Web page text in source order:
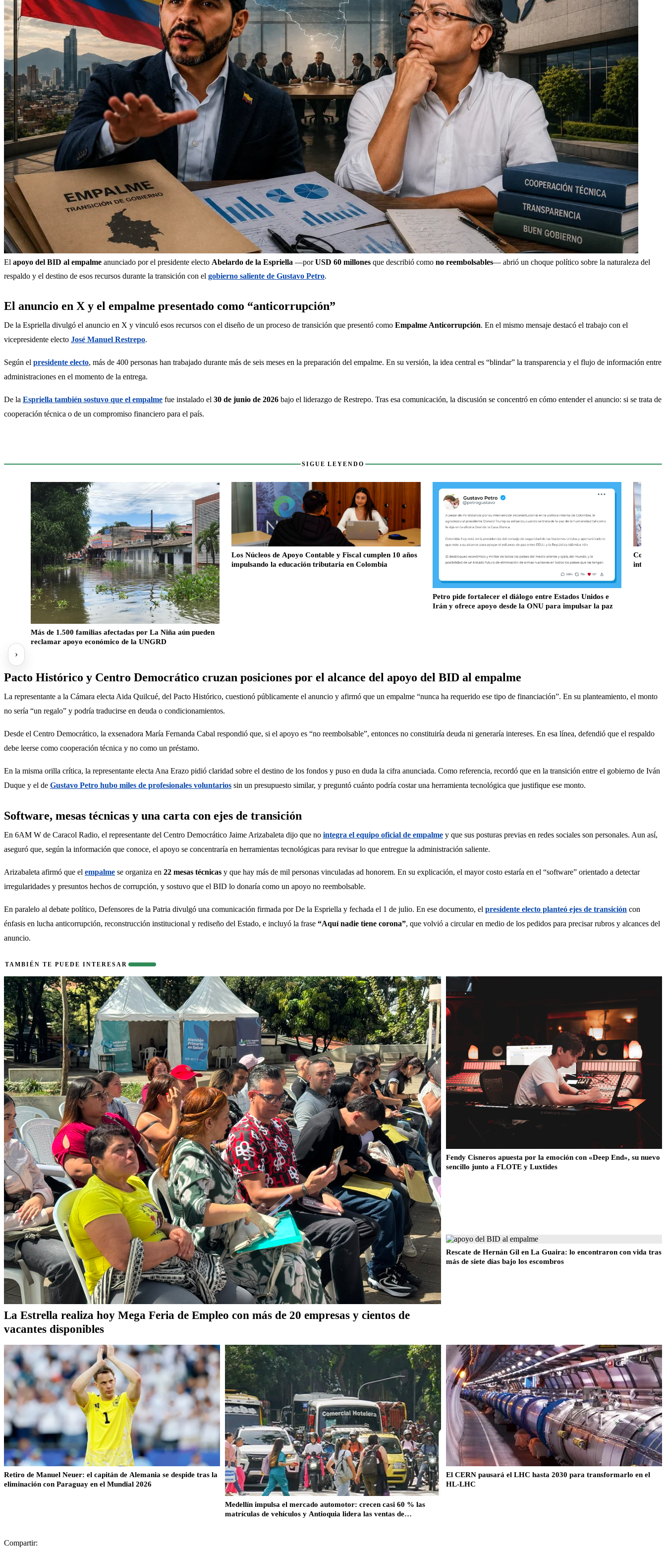
El apoyo del BID al empalme anunciado por el presidente electo Abelardo de la Espriella —por USD 60 millones que describió como no reembolsables— abrió un choque político sobre la naturaleza del
respaldo y el destino de esos recursos durante la transición con el gobierno saliente de Gustavo Petro.
El anuncio en X y el empalme presentado como “anticorrupción”
De la Espriella divulgó el anuncio en X y vinculó esos recursos con el diseño de un proceso de transición que presentó como Empalme Anticorrupción. En el mismo mensaje destacó el trabajo con el
vicepresidente electo José Manuel Restrepo.
Según el presidente electo, más de 400 personas han trabajado durante más de seis meses en la preparación del empalme. En su versión, la idea central es “blindar” la transparencia y el flujo de información entre
administraciones en el momento de la entrega.
De la Espriella también sostuvo que el empalme fue instalado el 30 de junio de 2026 bajo el liderazgo de Restrepo. Tras esa comunicación, la discusión se concentró en cómo entender el anuncio: si se trata de
cooperación técnica o de un compromiso financiero para el país.
SIGUE LEYENDO
Sigue leyendo
Más de 1.500 familias afectadas por La Niña aún pueden
reclamar apoyo económico de la UNGRD
Los Núcleos de Apoyo Contable y Fiscal cumplen 10 años
impulsando la educación tributaria en Colombia
Petro pide fortalecer el diálogo entre Estados Unidos e
Irán y ofrece apoyo desde la ONU para impulsar la paz
Pacto Histórico y Centro Democrático cruzan posiciones por el alcance del apoyo del BID al empalme
La representante a la Cámara electa Aida Quilcué, del Pacto Histórico, cuestionó públicamente el anuncio y afirmó que un empalme “nunca ha requerido ese tipo de financiación”. En su planteamiento, el monto
no sería “un regalo” y podría traducirse en deuda o condicionamientos.
Desde el Centro Democrático, la exsenadora María Fernanda Cabal respondió que, si el apoyo es “no reembolsable”, entonces no constituiría deuda ni generaría intereses. En esa línea, defendió que el respaldo
debe leerse como cooperación técnica y no como un préstamo.
En la misma orilla crítica, la representante electa Ana Erazo pidió claridad sobre el destino de los fondos y puso en duda la cifra anunciada. Como referencia, recordó que en la transición entre el gobierno de Iván
Duque y el de Gustavo Petro hubo miles de profesionales voluntarios sin un presupuesto similar, y preguntó cuánto podría costar una herramienta tecnológica que justifique ese monto.
Software, mesas técnicas y una carta con ejes de transición
En 6AM W de Caracol Radio, el representante del Centro Democrático Jaime Arizabaleta dijo que no integra el equipo oficial de empalme y que sus posturas previas en redes sociales son personales. Aun así,
aseguró que, según la información que conoce, el apoyo se concentraría en herramientas tecnológicas para revisar lo que entregue la administración saliente.
Arizabaleta afirmó que el empalme se organiza en 22 mesas técnicas y que hay más de mil personas vinculadas ad honorem. En su explicación, el mayor costo estaría en el “software” orientado a detectar
irregularidades y presuntos hechos de corrupción, y sostuvo que el BID lo donaría como un apoyo no reembolsable.
En paralelo al debate político, Defensores de la Patria divulgó una comunicación firmada por De la Espriella y fechada el 1 de julio. En ese documento, el presidente electo planteó ejes de transición con
énfasis en lucha anticorrupción, reconstrucción institucional y rediseño del Estado, e incluyó la frase “Aquí nadie tiene corona”, que volvió a circular en medio de los pedidos para precisar rubros y alcances del
anuncio.
TAMBIÉN TE PUEDE INTERESAR
También te puede interesar
La Estrella realiza hoy Mega Feria de Empleo con más de 20 empresas y cientos de
vacantes disponibles
Fendy Cisneros apuesta por la emoción con «Deep End», su nuevo
sencillo junto a FLOTE y Luxtides
Rescate de Hernán Gil en La Guaira: lo encontraron con vida tras
más de siete días bajo los escombros
Retiro de Manuel Neuer: el capitán de Alemania se despide tras la
eliminación con Paraguay en el Mundial 2026
Medellín impulsa el mercado automotor: crecen casi 60 % las
matrículas de vehículos y Antioquia lidera las ventas de
El CERN pausará el LHC hasta 2030 para transformarlo en el
HL-LHC
Compartir: